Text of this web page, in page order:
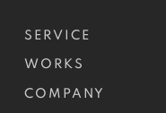
SERVICE
WORKS
COMPANY